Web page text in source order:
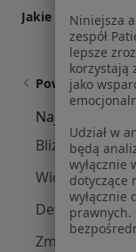
Jakie
Powiązane
Najczęście
Blizny w
Wiotkość
Deformacje w
Zmiany skórne
Niniejsza
zespół
lepsze
korzystają
jako
Udział w
będą
wyłącznie
dotyczące
wyłącznie